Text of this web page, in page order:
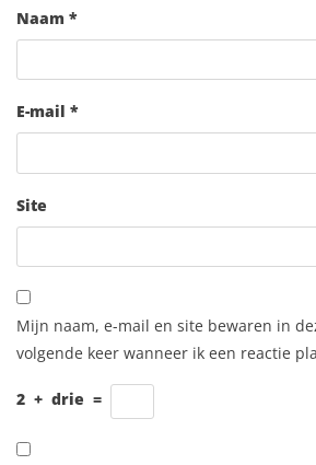
Naam *
E-mail *
Site
Mijn naam, e-mail en site bewaren in
volgende keer wanneer ik een reactie
2 + drie =